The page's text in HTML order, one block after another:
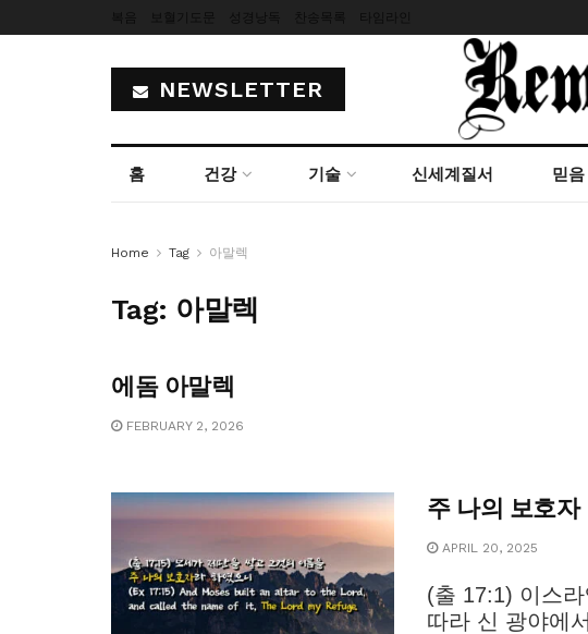
NEWSLETTER
홈 건강 기술 신세계질서 믿음
Home Tag 아말렉
Tag: 아말렉
에돔 아말렉
FEBRUARY 2, 2026
주 나의 보호자
APRIL 20, 2025
(출 17:1) 이스
따라 신 광야에